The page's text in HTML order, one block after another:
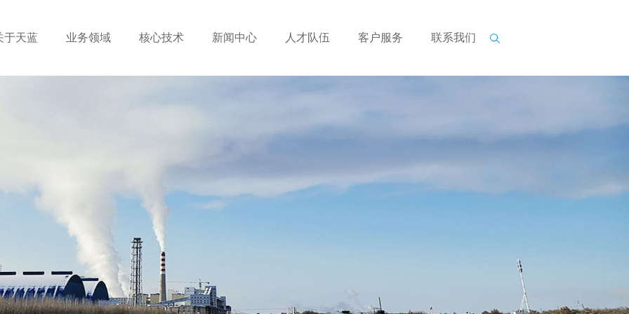
于天蓝 业务领域 核心技术 新闻中心 人才队伍 客户服务 联系我们